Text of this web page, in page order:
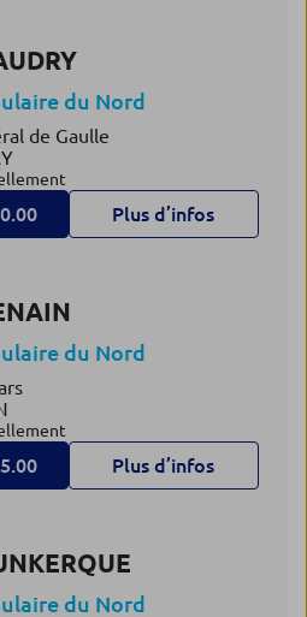
du Nord
de Gaulle
Plus d’infos
du Nord
Plus d’infos
du Nord